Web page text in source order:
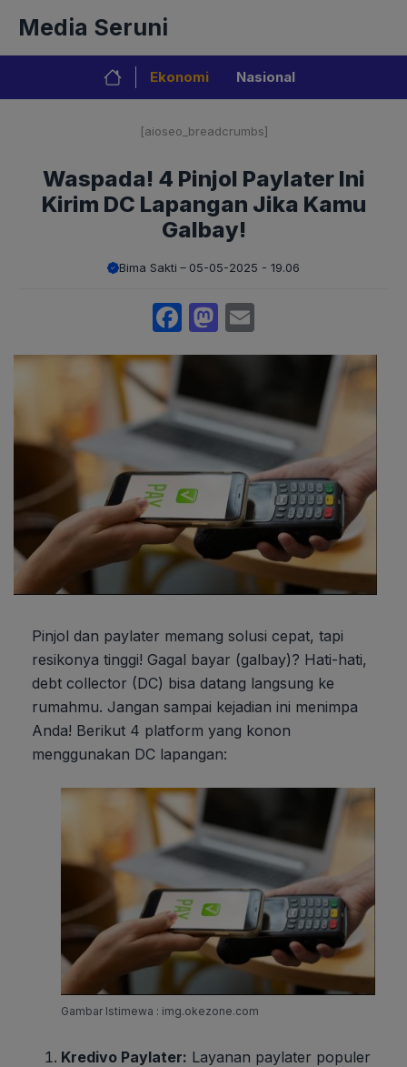
isi
Media Seruni
Ekonomi Nasional
[aioseo_breadcrumbs]
Waspada! 4 Pinjol Paylater Ini
Kirim DC Lapangan Jika Kamu
Galbay!
Bima Sakti 05-05-2025 - 19.06
Facebook
Mastodon
Pinjol dan paylater memang solusi cepat, tapi
resikonya tinggi! Gagal bayar (galbay)? Hati-hati,
debt collector (DC) bisa datang langsung ke
rumahmu. Jangan sampai kejadian ini menimpa
Anda! Berikut 4 platform yang konon
menggunakan DC lapangan:
Gambar Istimewa : img.okezone.com
Kredivo Paylater: Layanan paylater populer